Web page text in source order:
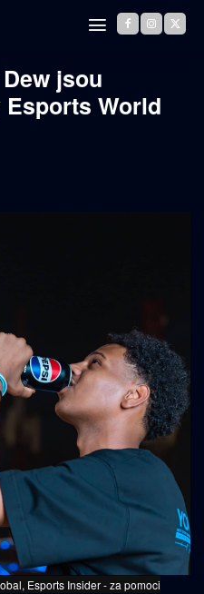
jsou
World
Esports Insider - za pomoci